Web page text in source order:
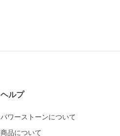
ヘルプ
パワーストーンについて
商品について